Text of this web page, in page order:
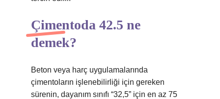
Çimentoda 42.5 ne
demek?
Beton veya harç uygulamalarında
çimentoların işlenebilirliği için gereken
sürenin, dayanım sınıfı “32,5” için en az 75